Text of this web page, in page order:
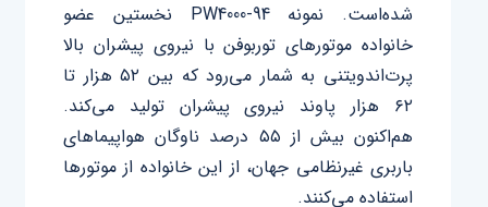
شده‌است. نمونه PW4000-94 نخستین عضو
خانواده موتورهای توربوفن با نیروی پیشران بالا
پرت‌اندویتنی به شمار می‌رود که بین ۵۲ هزار تا
۶۲ هزار پاوند نیروی پیشران تولید می‌کند.
هم‌اکنون بیش از ۵۵ درصد ناوگان هواپیماهای
باربری غیرنظامی جهان، از این خانواده از موتورها
استفاده می‌کنند.